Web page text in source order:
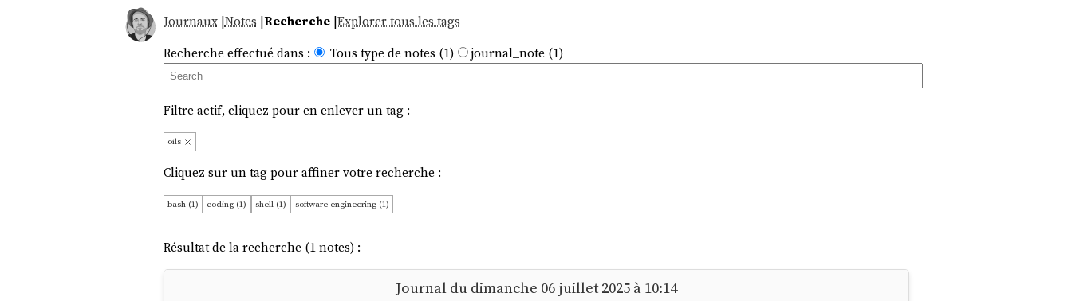
Journaux|Notes |Recherche|Explorer tous les tags
Recherche effectué dans :
Tous type de notes (1) journal_note (1)
Filtre actif, cliquez pour en enlever un tag :
oils
Cliquez sur un tag pour affiner votre recherche :
bash (1) coding (1) shell (1) software-engineering (1)
Résultat de la recherche (1 notes) :
Journal du dimanche 06 juillet 2025 à 10:14